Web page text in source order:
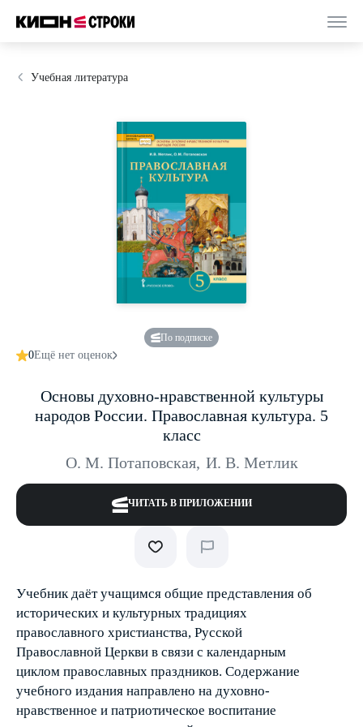
Учебная литература
По подписке
0Ещё нет оценок
Основы духовно-нравственной культуры
народов России. Православная культура. 5
класс
О. М. Потаповская, И. В. Метлик
ЧИТАТЬ В ПРИЛОЖЕНИИ
Учебник даёт учащимся общие представления об
исторических и культурных традициях
православного христианства, Русской
Православной Церкви в связи с календарным
циклом православных праздников. Содержание
учебного издания направлено на духовно-
нравственное и патриотическое воспитание